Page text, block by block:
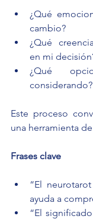
¿Qué
cambio?
¿Qué
en mi
¿Qué
considerando?
Este proceso
una herramienta
Frases clave
“El
ayuda a
“El